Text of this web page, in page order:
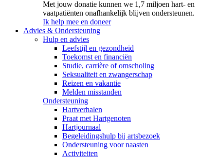
Met jouw donatie kunnen we 1,7 miljoen hart- en
vaatpatiënten onafhankelijk blijven ondersteunen.
Ik help mee en doneer
Advies & Ondersteuning
Hulp en advies
Leefstijl en gezondheid
Toekomst en financiën
Studie, carrière of omscholing
Seksualiteit en zwangerschap
Reizen en vakantie
Melden misstanden
Ondersteuning
Hartverhalen
Praat met Hartgenoten
Hartjournaal
Begeleidingshulp bij artsbezoek
Ondersteuning voor naasten
Activiteiten